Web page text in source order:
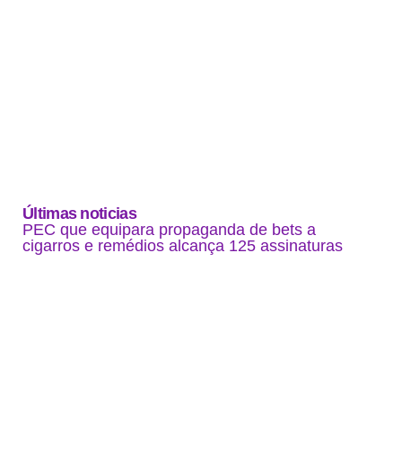
Últimas noticias
PEC que equipara propaganda de bets a
cigarros e remédios alcança 125 assinaturas